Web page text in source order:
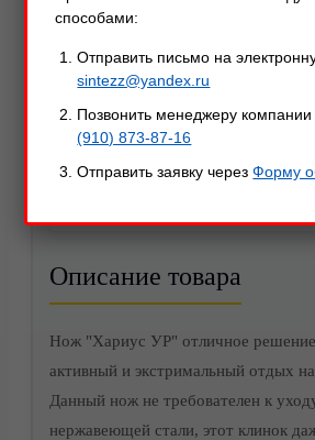
Акции
Описание товара
Нож "Хариус УР" отличное
активный и экстримальный отдых
Данный нож не требователен к
нержавеющей стали, этот клинок
способами:
Отправить письмо на
sintezz@yandex.ru
Позвонить менеджеру
(910) 873-87-16
Отправить заявку черезФорму